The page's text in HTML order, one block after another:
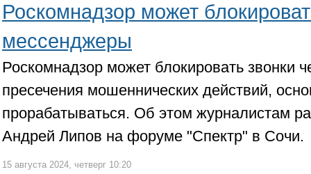
Роскомнадзор может
мессенджеры
Роскомнадзор может блокировать звонки
пресечения мошеннических действий,
прорабатываться. Об этом журналистам
Андрей Липов на форуме "Спектр" в Сочи.
15 августа 2024, четверг 10:20